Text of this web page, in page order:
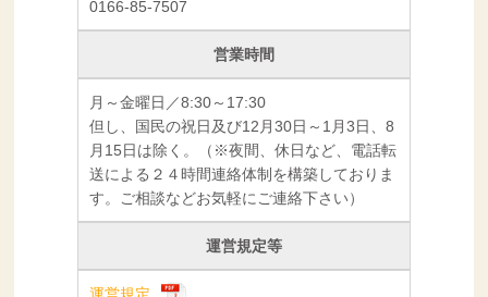
0166‐85‐7507
営業時間
月～金曜日／8:30～17:30
但し、国民の祝日及び12月30日～1月3日、8
月15日は除く。（※夜間、休日など、電話転
送による２４時間連絡体制を構築しておりま
す。ご相談などお気軽にご連絡下さい）
運営規定等